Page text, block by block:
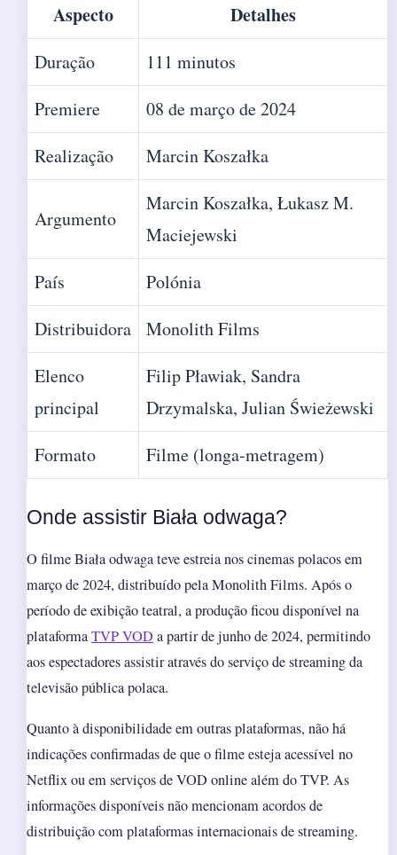
Aspecto Detalhes
Duração
111 minutos
Premiere
08 de março de 2024
Realização
Marcin Koszałka
Argumento
Marcin Koszałka, Łukasz M.
Maciejewski
País
Polónia
Distribuidora
Monolith Films
Elenco
principal
Filip Pławiak, Sandra
Drzymalska, Julian Świeżewski
Formato
Filme (longa-metragem)
Onde assistir Biała odwaga?
O filme Biała odwaga teve estreia nos cinemas polacos em
março de 2024, distribuído pela Monolith Films. Após o
período de exibição teatral, a produção ficou disponível na
plataformaTVP VODa partir de junho de 2024, permitindo
aos espectadores assistir através do serviço de streaming da
televisão pública polaca.
Quanto à disponibilidade em outras plataformas, não há
indicações confirmadas de que o filme esteja acessível no
Netflix ou em serviços de VOD online além do TVP. As
informações disponíveis não mencionam acordos de
distribuição com plataformas internacionais de streaming.